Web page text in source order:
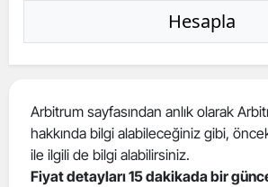
Hesapla
Arbitrum sayfasından anlık olarak
hakkında bilgi alabileceğiniz gibi,
ile ilgili de bilgi alabilirsiniz.
Fiyat detayları 15 dakikada bir